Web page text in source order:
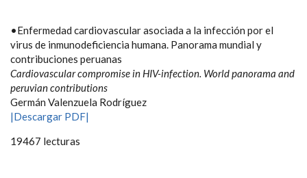
•Enfermedad cardiovascular asociada a la infección por el
virus de inmunodeficiencia humana. Panorama mundial y
contribuciones peruanas
Cardiovascular compromise in HIV-infection. World panorama and
peruvian contributions
Germán Valenzuela Rodríguez
|Descargar PDF|
19467 lecturas